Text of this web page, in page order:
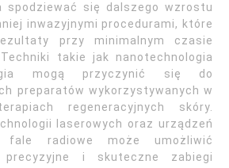
spodziewać się dalszego wzrostu
inwazyjnymi procedurami, które
przy minimalnym czasie
takie jak nanotechnologia
mogą przyczynić się do
preparatów wykorzystywanych w
regeneracyjnych skóry.
laserowych oraz urządzeń
fale radiowe może umożliwić
i skuteczne zabiegi